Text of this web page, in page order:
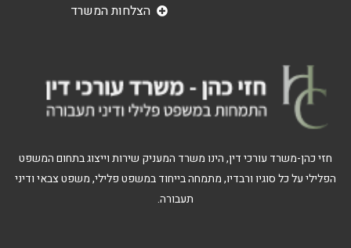
חזי כהן-משרד עורכי דין, הינו משרד המעניק שירות וייצוג בתחום המשפט
הפלילי על כל סוגיו ורבדיו, מתמחה בייחוד במשפט פלילי, משפט צבאי ודיני
תעבורה.
הצלחות המשרד